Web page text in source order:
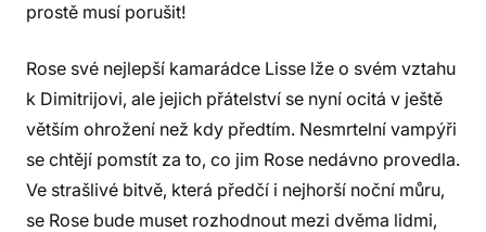
prostě musí porušit!
Rose své nejlepší kamarádce Lisse lže o svém vztahu
k Dimitrijovi, ale jejich přátelství se nyní ocitá v ještě
větším ohrožení než kdy předtím. Nesmrtelní vampýři
se chtějí pomstít za to, co jim Rose nedávno provedla.
Ve strašlivé bitvě, která předčí i nejhorší noční můru,
se Rose bude muset rozhodnout mezi dvěma lidmi,